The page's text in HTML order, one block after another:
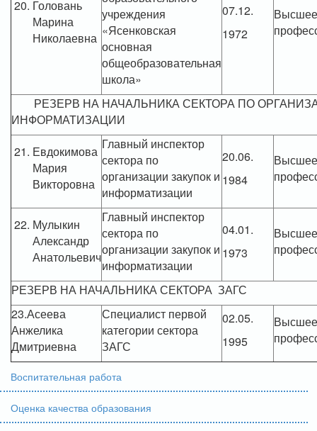
Головань
Марина
Николаевна
учреждения
«Ясенковская
основная
общеобразовательная
школа»
07.12.
1972
Высшее
РЕЗЕРВ НА НАЧАЛЬНИКА СЕКТОРА ПО
ИНФОРМАТИЗАЦИИ
Евдокимова
Мария
Викторовна
Главный инспектор
сектора по
организации закупок и
информатизации
20.06.
1984
Высшее
Мулыкин
Александр
Анатольевич
Главный инспектор
сектора по
организации закупок и
информатизации
04.01.
1973
Высшее
РЕЗЕРВ НА НАЧАЛЬНИКА СЕКТОРА ЗАГС
23.Асеева
Анжелика
Дмитриевна
Специалист первой
категории сектора
ЗАГС
02.05.
1995
Высшее
Воспитательная работа
Оценка качества образования